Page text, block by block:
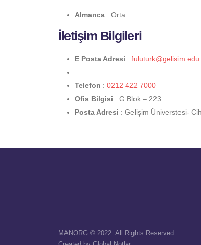
Almanca : Orta
İletişim Bilgileri
E Posta Adresi :
Telefon : 0212 422 7000
Ofis Bilgisi : G Blok – 223
Posta Adresi : Gelişim Üniverstesi-
MANORG © 2022. All Rights Reserved.